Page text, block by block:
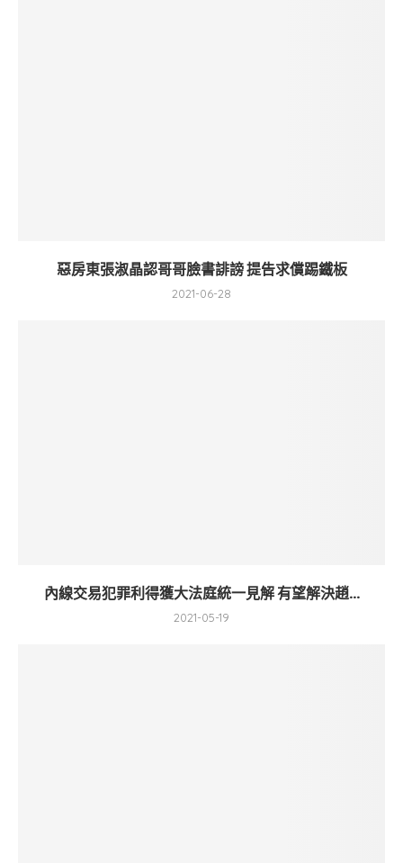
惡房東張淑晶認哥哥臉書誹謗 提告求償踢鐵板
2021-06-28
內線交易犯罪利得獲大法庭統一見解 有望解決趙...
2021-05-19